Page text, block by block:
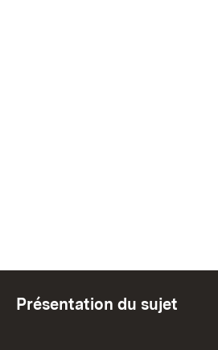
Présentation du sujet